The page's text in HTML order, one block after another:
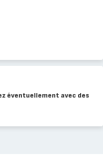
éventuellement avec des